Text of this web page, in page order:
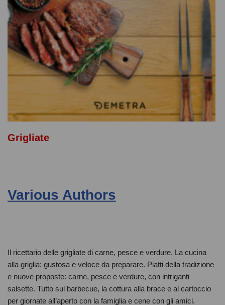
Grigliate
Various Authors
Il ricettario delle grigliate di carne, pesce e verdure. La cucina
alla griglia: gustosa e veloce da preparare. Piatti della tradizione
e nuove proposte: carne, pesce e verdure, con intriganti
salsette. Tutto sul barbecue, la cottura alla brace e al cartoccio
per giornate all’aperto con la famiglia e cene con gli amici.